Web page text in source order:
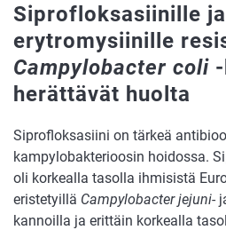
Siprofloksasiinille ja
erytromysiinille
Campylobacter coli
herättävät huolta
Siprofloksasiini on tärkeä
kampylobakterioosin hoidossa.
oli korkealla tasolla ihmisistä
eristetyillä Campylobacter jejuni-
kannoilla ja erittäin korkealla